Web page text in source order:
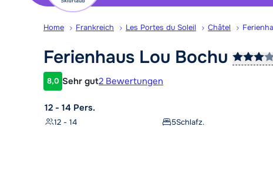
Home Frankreich Les Portes du Soleil Châtel
Ferienhaus Lou Bochu
Kundenbewertung
8,0 Sehr gut2 Bewertungen
12 - 14 Pers.
12 - 14 5Schlafz.